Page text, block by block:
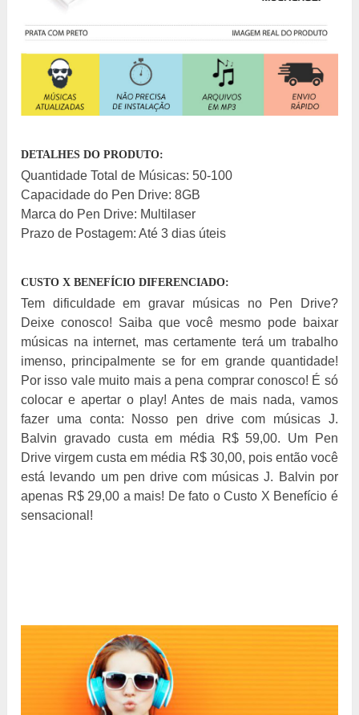
DETALHES DO PRODUTO:
Quantidade Total de Músicas: 50-100
Capacidade do Pen Drive: 8GB
Marca do Pen Drive: Multilaser
Prazo de Postagem: Até 3 dias úteis
CUSTO X BENEFÍCIO DIFERENCIADO:
Tem dificuldade em gravar músicas no Pen Drive?
Deixe conosco! Saiba que você mesmo pode baixar
músicas na internet, mas certamente terá um trabalho
imenso, principalmente se for em grande quantidade!
Por isso vale muito mais a pena comprar conosco! É só
colocar e apertar o play! Antes de mais nada, vamos
fazer uma conta: Nosso pen drive com músicas J.
Balvin gravado custa em média R$ 59,00. Um Pen
Drive virgem custa em média R$ 30,00, pois então você
está levando um pen drive com músicas J. Balvin por
apenas R$ 29,00 a mais! De fato o Custo X Benefício é
sensacional!